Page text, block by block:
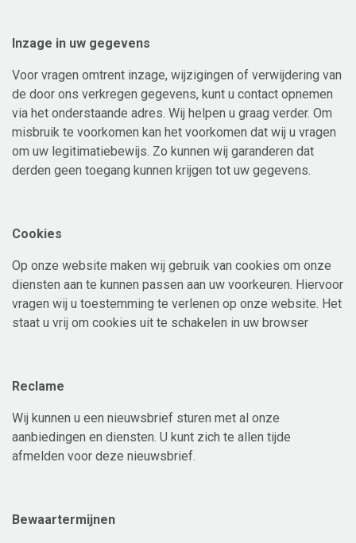
Inzage in uw gegevens
Voor vragen omtrent inzage, wijzigingen of verwijdering van
de door ons verkregen gegevens, kunt u contact opnemen
via het onderstaande adres. Wij helpen u graag verder. Om
misbruik te voorkomen kan het voorkomen dat wij u vragen
om uw legitimatiebewijs. Zo kunnen wij garanderen dat
derden geen toegang kunnen krijgen tot uw gegevens.
Cookies
Op onze website maken wij gebruik van cookies om onze
diensten aan te kunnen passen aan uw voorkeuren. Hiervoor
vragen wij u toestemming te verlenen op onze website. Het
staat u vrij om cookies uit te schakelen in uw browser
Reclame
Wij kunnen u een nieuwsbrief sturen met al onze
aanbiedingen en diensten. U kunt zich te allen tijde
afmelden voor deze nieuwsbrief.
Bewaartermijnen